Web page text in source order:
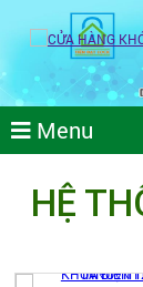
Menu
HỆ